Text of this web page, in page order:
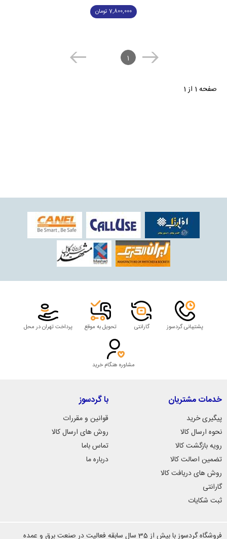
7,800,000 تومان
1
صفحه 1 از 1
پشتیبانی گردسوز گارانتی تحویل به موقع پرداخت تهران در محل
مشاوره هنگام خرید
خدمات مشتریان
پیگیری خرید
نحوه ارسال کالا
رویه بازگشت کالا
تضمین اصالت کالا
روش های دریافت کالا
گارانتی
ثبت شکایات
با گردسوز
قوانین و مقررات
روش های ارسال کالا
تماس باما
درباره ما
فروشگاه گردسوز با بیش از 35 سال سابقه فعالیت در صنعت برق و عمده